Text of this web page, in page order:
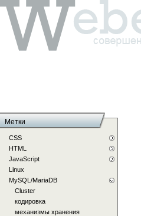
Метки
CSS
HTML
JavaScript
Linux
MySQL/MariaDB
Cluster
кодировка
механизмы хранения